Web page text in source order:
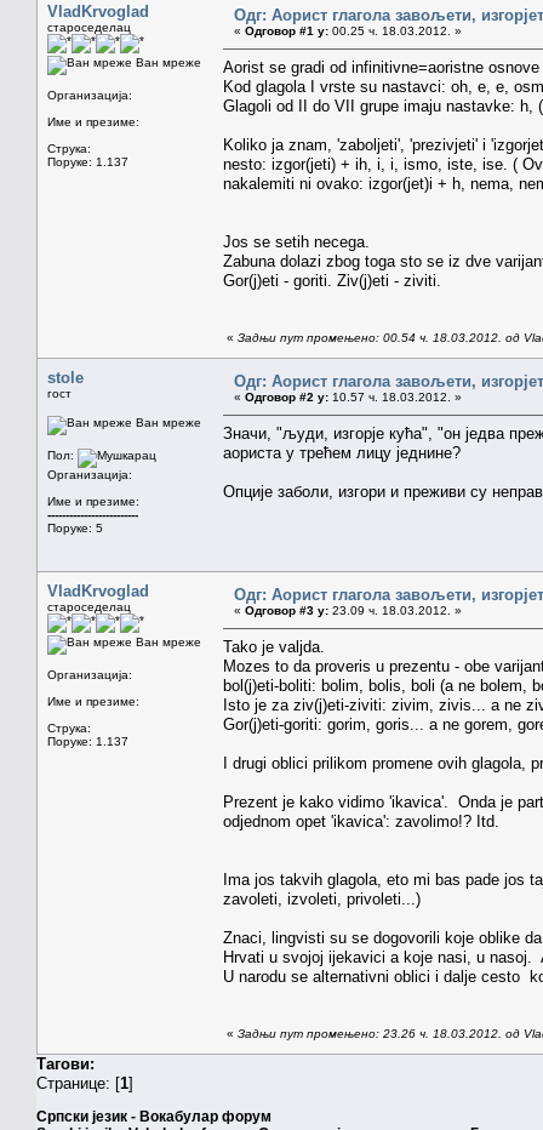
VladKrvoglad
староседелац
Ван мреже
Организација:
Име и презиме:
Струка:
Поруке: 1.137
Одг: Аорист глагола завољети,
« Одговор #1 у: 00.25 ч. 18.03.2012. »
Aorist se gradi od infinitivne=aoristne
Kod glagola I vrste su nastavci: oh, e, e,
Glagoli od II do VII grupe imaju nastavke: h,
Koliko ja znam, 'zaboljeti', 'prezivjeti' i
nesto: izgor(jeti) + ih, i, i, ismo, iste, ise. (
nakalemiti ni ovako: izgor(jet)i + h, nema,
Jos se setih necega.
Zabuna dolazi zbog toga sto se iz dve
Gor(j)eti - goriti. Ziv(j)eti - ziviti.
« Задњи пут промењено: 00.54 ч. 18.03.2012. од
stole
гост
Ван мреже
Пол:
Организација:
Име и презиме:
-------------------------
Поруке: 5
Одг: Аорист глагола завољети,
« Одговор #2 у: 10.57 ч. 18.03.2012. »
Значи, "људи, изгорје кућа", "он једва
аориста у трећем лицу једнине?
Опције заболи, изгори и преживи су
VladKrvoglad
староседелац
Ван мреже
Организација:
Име и презиме:
Струка:
Поруке: 1.137
Одг: Аорист глагола завољети,
« Одговор #3 у: 23.09 ч. 18.03.2012. »
Tako je valjda.
Mozes to da proveris u prezentu - obe
bol(j)eti-boliti: bolim, bolis, boli (a ne bolem,
Isto je za ziv(j)eti-ziviti: zivim, zivis... a ne
Gor(j)eti-goriti: gorim, goris... a ne gorem,
I drugi oblici prilikom promene ovih glagola,
Prezent je kako vidimo 'ikavica'. Onda je
odjednom opet 'ikavica': zavolimo!? Itd.
Ima jos takvih glagola, eto mi bas pade jos
zavoleti, izvoleti, privoleti...)
Znaci, lingvisti su se dogovorili koje oblike
Hrvati u svojoj ijekavici a koje nasi, u nasoj.
U narodu se alternativni oblici i dalje cesto
« Задњи пут промењено: 23.26 ч. 18.03.2012. од
Тагови:
Странице: [1]
Српски језик - Вокабулар форум